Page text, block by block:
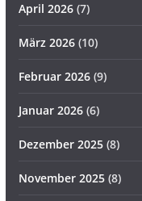
April 2026(7)
März 2026(10)
Februar 2026(9)
Januar 2026(6)
Dezember 2025(8)
November 2025(8)